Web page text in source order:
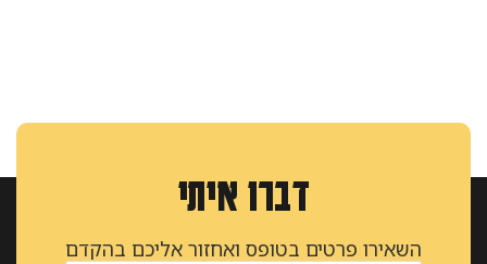
דברו איתי
השאירו פרטים בטופס ואחזור אליכם בהקדם